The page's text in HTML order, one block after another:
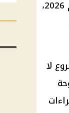
الموعد الأقرب لعودة حديقة الحيوان بالجيزة أمام الجمهور سيكون خلال عام 2026،
لا